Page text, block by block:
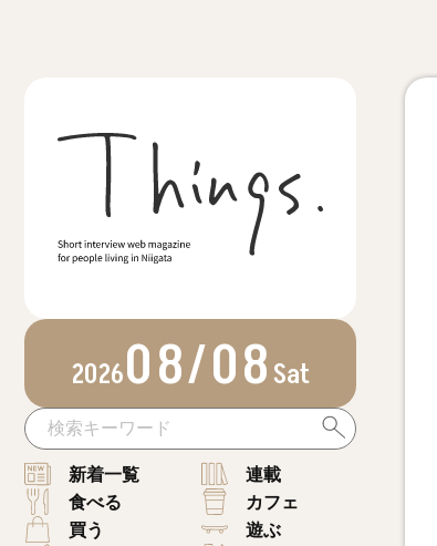
202608/08Sat
新着一覧
連載
食べる
カフェ
買う
遊ぶ